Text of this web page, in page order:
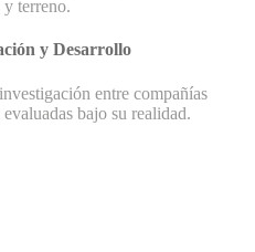
terreno.
y Desarrollo
entre compañías
bajo su realidad.